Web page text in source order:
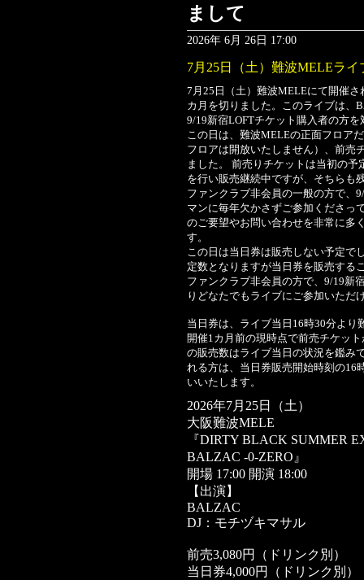
まして
2026年 6月 26日 17:00
7月25日（土）難波MELEラ
7月25日（土）難波MELEにて開催
カ月を切りました。このライブは、
9/19新宿LOFTチケット購入者の方
この日は、難波MELEの正面フロア
フロアは開放いたしません）、前売
ました。 前売りチケットは当初の
を行い販売継続中ですが、そちらも
ファンクラブ非会員の一般の方で、
マンに毎年欠かさずご参加くださっ
のご要望やお問い合わせを非常に多
す。
この日は当日券は販売しない予定で
定数となりますが当日券を販売する
ファンクラブ非会員の方で、9/19新
りどなたでもライブにご参加いただ
当日券は、ライブ当日16時30分より
開催1カ月前の現時点で前売チケッ
の販売数はライブ当日の状況を鑑み
れる方は、当日券販売開始時刻の16
いいたします。
2026年7月25日（土）
大阪難波MELE
『DIRTY BLACK SUMMER
BALZAC -0-ZERO』
開場 17:00 開演 18:00
【出演】
BALZAC
DJ：モチヅキマサル
前売3,080円（ドリンク別）
当日券4,000円（ドリンク別）